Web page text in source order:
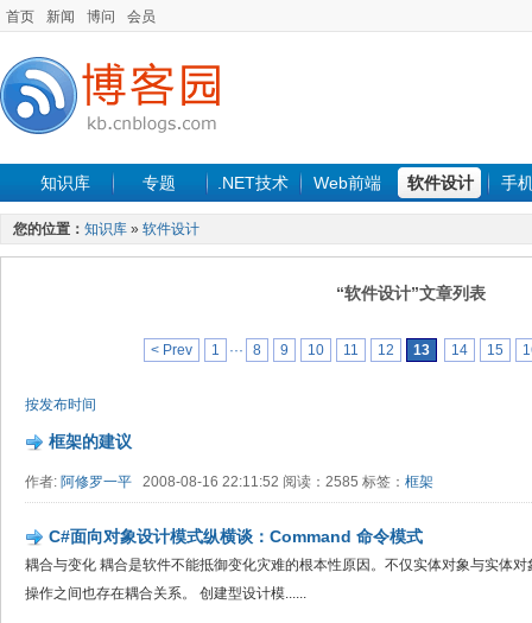
首页 新闻 博问 会员
知识库 专题 .NET技术 Web前端 软件设计 手
您的位置： 知识库 » 软件设计
“软件设计”文章列表
< Prev 1 ··· 8 9 10 11 12 13 14 15
按发布时间
框架的建议
作者: 阿修罗一平 2008-08-16 22:11:52 阅读：2585 标签： 框架
C#面向对象设计模式纵横谈：Command 命令模式
耦合与变化 耦合是软件不能抵御变化灾难的根本性原因。不仅实体对象与实体
操作之间也存在耦合关系。 创建型设计模......